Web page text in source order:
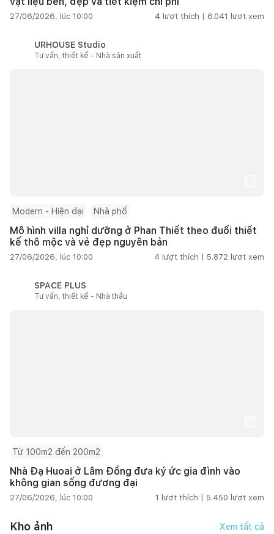
27/06/2026, lúc 10:00 4 lượt thích | 6.041 lượt xem
URHOUSE Studio
Tư vấn, thiết kế - Nhà sản xuất
Modern - Hiện đại Nhà phố
Mô hình villa nghỉ dưỡng ở Phan Thiết theo đuổi thiết
kế thô mộc và vẻ đẹp nguyên bản
27/06/2026, lúc 10:00 4 lượt thích | 5.872 lượt xem
SPACE PLUS
Tư vấn, thiết kế - Nhà thầu
Từ 100m2 đến 200m2
Nhà Đạ Huoai ở Lâm Đồng đưa ký ức gia đình vào
không gian sống đương đại
27/06/2026, lúc 10:00 1 lượt thích | 5.450 lượt xem
Kho ảnh Xem tất cả